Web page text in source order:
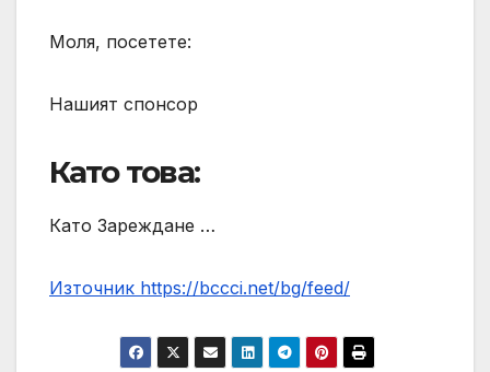
Моля, посетете:
Нашият спонсор
Като това:
Като Зареждане …
Източник https://bccci.net/bg/feed/